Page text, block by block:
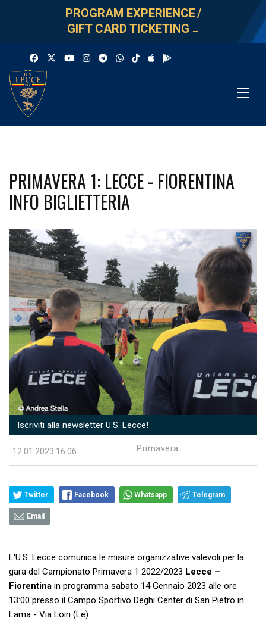
PROGRAM EXPERIENCE/
GIFT CARD TICKETING →
PRIMAVERA 1: LECCE - FIORENTINA
INFO BIGLIETTERIA
Iscriviti alla newsletter U.S. Lecce!
12.01.2023 16:06 Primavera
Twitter Facebook Whatsapp Telegram
Email
L'U.S. Lecce comunica le misure organizzative valevoli per la
gara del Campionato Primavera 1 2022/2023 Lecce –
Fiorentina in programma sabato 14 Gennaio 2023 alle ore
13:00 presso il Campo Sportivo Deghi Center di San Pietro in
Lama - Via Loiri (Le).